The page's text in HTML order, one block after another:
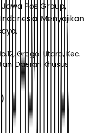
Pos Group,
Menyajikan
Grogol Utara, Kec.
Daerah Khusus